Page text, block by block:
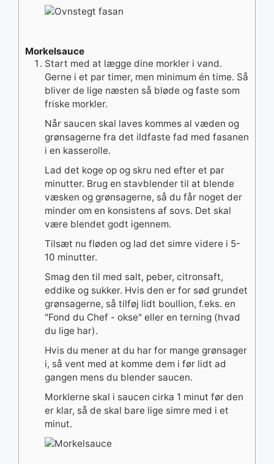
Morkelsauce
Start med at lægge dine morkler i vand.
Gerne i et par timer, men minimum én time. Så
bliver de lige næsten så bløde og faste som
friske morkler.
Når saucen skal laves kommes al væden og
grønsagerne fra det ildfaste fad med fasanen
i en kasserolle.
Lad det koge op og skru ned efter et par
minutter. Brug en stavblender til at blende
væsken og grønsagerne, så du får noget der
minder om en konsistens af sovs. Det skal
være blendet godt igennem.
Tilsæt nu fløden og lad det simre videre i 5-
10 minutter.
Smag den til med salt, peber, citronsaft,
eddike og sukker. Hvis den er for sød grundet
grønsagerne, så tilføj lidt boullion, f.eks. en
"Fond du Chef - okse" eller en terning (hvad
du lige har).
Hvis du mener at du har for mange grønsager
i, så vent med at komme dem i før lidt ad
gangen mens du blender saucen.
Morklerne skal i saucen cirka 1 minut før den
er klar, så de skal bare lige simre med i et
minut.